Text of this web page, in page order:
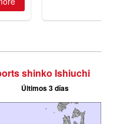
shinko Ishiuchi
Últimos 3 días